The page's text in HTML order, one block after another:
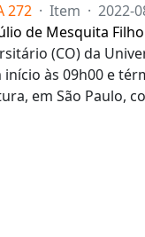
272 · Item · 2022-
de Mesquita
(CO) da
às 09h00 e
em São Paulo,